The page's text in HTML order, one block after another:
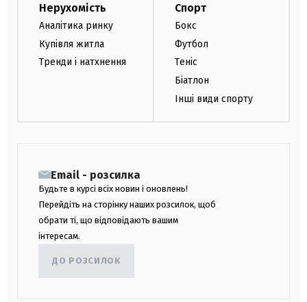
Нерухомість
Аналітика ринку
Купівля житла
Тренди і натхнення
Спорт
Бокс
Футбол
Теніс
Біатлон
Інші види спорту
Email - розсилка
Будьте в курсі всіх новин і оновлень!
Перейдіть на сторінку наших розсилок, щоб
обрати ті, що відповідають вашим
інтересам.
ДО РОЗСИЛОК